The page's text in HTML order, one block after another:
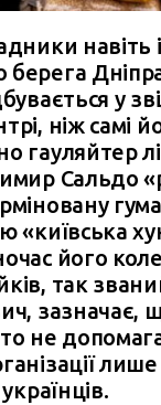
навіть
берега
у
ніж самі
гауляйтер
Сальдо
«київська
його
так
зазначає,
не